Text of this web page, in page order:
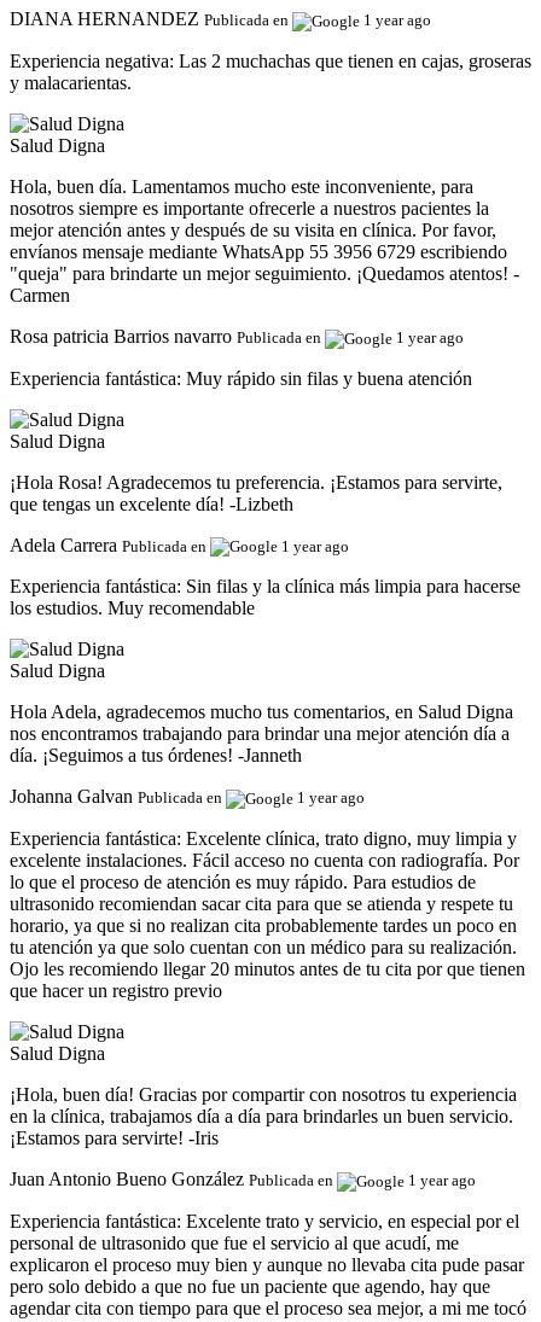
DIANA HERNANDEZ Publicada en 1 year ago
Experiencia negativa: Las 2 muchachas que tienen en cajas, groseras
y malacarientas.
Salud Digna
Hola, buen día. Lamentamos mucho este inconveniente, para
nosotros siempre es importante ofrecerle a nuestros pacientes la
mejor atención antes y después de su visita en clínica. Por favor,
envíanos mensaje mediante WhatsApp 55 3956 6729 escribiendo
"queja" para brindarte un mejor seguimiento. ¡Quedamos atentos! -
Carmen
Rosa patricia Barrios navarro Publicada en 1 year ago
Experiencia fantástica: Muy rápido sin filas y buena atención
Salud Digna
¡Hola Rosa! Agradecemos tu preferencia. ¡Estamos para servirte,
que tengas un excelente día! -Lizbeth
Adela Carrera Publicada en 1 year ago
Experiencia fantástica: Sin filas y la clínica más limpia para hacerse
los estudios. Muy recomendable
Salud Digna
Hola Adela, agradecemos mucho tus comentarios, en Salud Digna
nos encontramos trabajando para brindar una mejor atención día a
día. ¡Seguimos a tus órdenes! -Janneth
Johanna Galvan Publicada en 1 year ago
Experiencia fantástica: Excelente clínica, trato digno, muy limpia y
excelente instalaciones. Fácil acceso no cuenta con radiografía. Por
lo que el proceso de atención es muy rápido. Para estudios de
ultrasonido recomiendan sacar cita para que se atienda y respete tu
horario, ya que si no realizan cita probablemente tardes un poco en
tu atención ya que solo cuentan con un médico para su realización.
Ojo les recomiendo llegar 20 minutos antes de tu cita por que tienen
que hacer un registro previo
Salud Digna
¡Hola, buen día! Gracias por compartir con nosotros tu experiencia
en la clínica, trabajamos día a día para brindarles un buen servicio.
¡Estamos para servirte! -Iris
Juan Antonio Bueno González Publicada en 1 year ago
Experiencia fantástica: Excelente trato y servicio, en especial por el
personal de ultrasonido que fue el servicio al que acudí, me
explicaron el proceso muy bien y aunque no llevaba cita pude pasar
pero solo debido a que no fue un paciente que agendo, hay que
agendar cita con tiempo para que el proceso sea mejor, a mi me tocó